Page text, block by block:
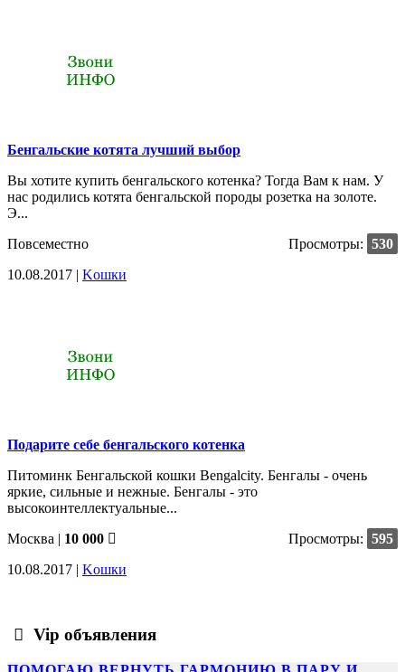
Бенгальские котята лучший выбор
Вы хотите купить бенгальского котенка? Тогда Вам к нам. У
нас родились котята бенгальской породы розетка на золоте.
Э...
Повсеместно
Просмотры: 530
10.08.2017 | Kошки
Подарите себе бенгальского котенка
Питоминк Бенгальской кошки Bengalcity. Бенгалы - очень
яркие, сильные и нежные. Бенгалы - это
высокоинтеллектуальные...
Москва | 10 000 Просмотры: 595
10.08.2017 | Kошки
Vip объявления